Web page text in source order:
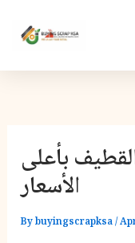
بأعلى
الأسعار
Bybuyingscrapksa/